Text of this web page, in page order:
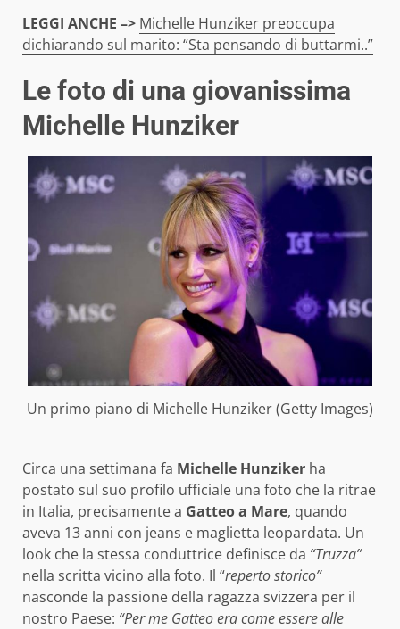
LEGGI ANCHE –> Michelle Hunziker preoccupa
dichiarando sul marito: “Sta pensando di buttarmi..”
Le foto di una giovanissima
Michelle Hunziker
Un primo piano di Michelle Hunziker (Getty Images)
Circa una settimana fa Michelle Hunziker ha
postato sul suo profilo ufficiale una foto che la ritrae
in Italia, precisamente a Gatteo a Mare, quando
aveva 13 anni con jeans e maglietta leopardata. Un
look che la stessa conduttrice definisce da “Truzza”
nella scritta vicino alla foto. Il “reperto storico”
nasconde la passione della ragazza svizzera per il
nostro Paese: “Per me Gatteo era come essere alle